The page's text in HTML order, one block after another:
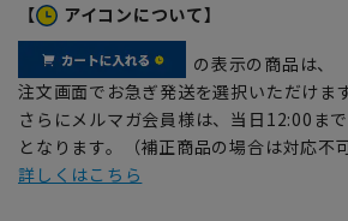
【 アイコンについて】
の表示の商品は、
注文画面でお急ぎ発送を選択いただけます
さらにメルマガ会員様は、当日12:00ま
となります。（補正商品の場合は対応不可
詳しくはこちら